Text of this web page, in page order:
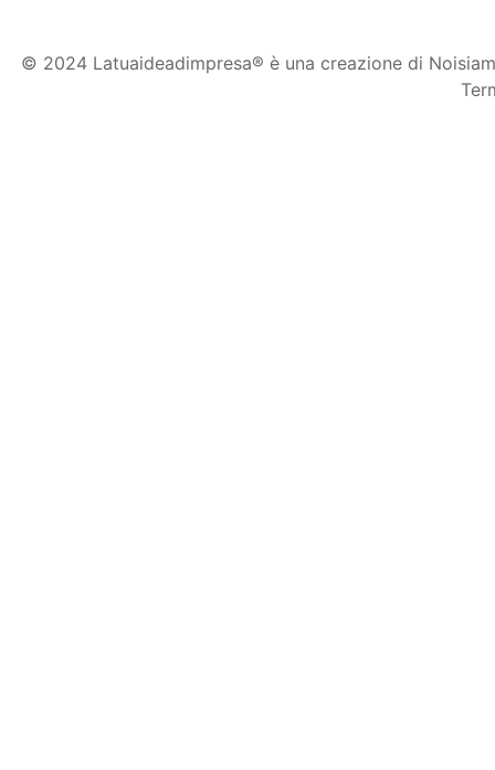
© 2024 Latuaideadimpresa® è una creazione di